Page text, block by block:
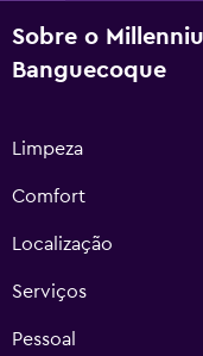
Sobre o
Banguecoque
Limpeza
Comfort
Localização
Serviços
Pessoal